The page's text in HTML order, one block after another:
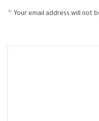
Your email address will not
*